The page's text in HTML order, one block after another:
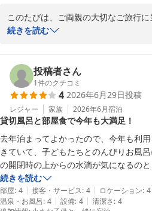
このたびは、ご両親の大切なご旅行
ありがとうございました。
ご両親がご満足され、「いい思い出
ことを、大変うれしく拝読いたしま
そうにご覧になっていたとのお話は、
る喜びでございます。お料理の質や味
お言葉をいただき、心より御礼申し上
また、仙台駅との送迎バスを安心し
何よりでございます。運転手にも、
いただきます。
次回はぜひ、ご両親とご家族皆様でお
たな思い出づくりのお手伝いができま
続きを読む
投稿者さん
1件のクチコミ
4 2026年6月29日投稿
レジャー 家族 2026年6月宿泊
貸切風呂と部屋食で今年も大満足！
去年泊まってよかったので、今年も利
きていて、子どもたちとのんびりお風
の開閉時の上からの水滴が気になるの
さですが、木のいい香りがしてゆった
ありがたいです！また来年も利用します
続きを読む
部屋: 4 | 接客・サービス: 4 | ロケーション: 4
温泉・お風呂: 4 | 設備: 4 | 清潔さ: 4